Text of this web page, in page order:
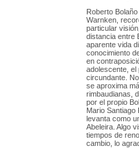
Roberto
Warnken,
particular
distancia entre
aparente vida
conocimiento
en
adolescente, el
circundante.
se aproxima
rimbaudianas,
por el propio
Mario
levanta como
Abeleira. Algo
tiempos de
cambio, lo